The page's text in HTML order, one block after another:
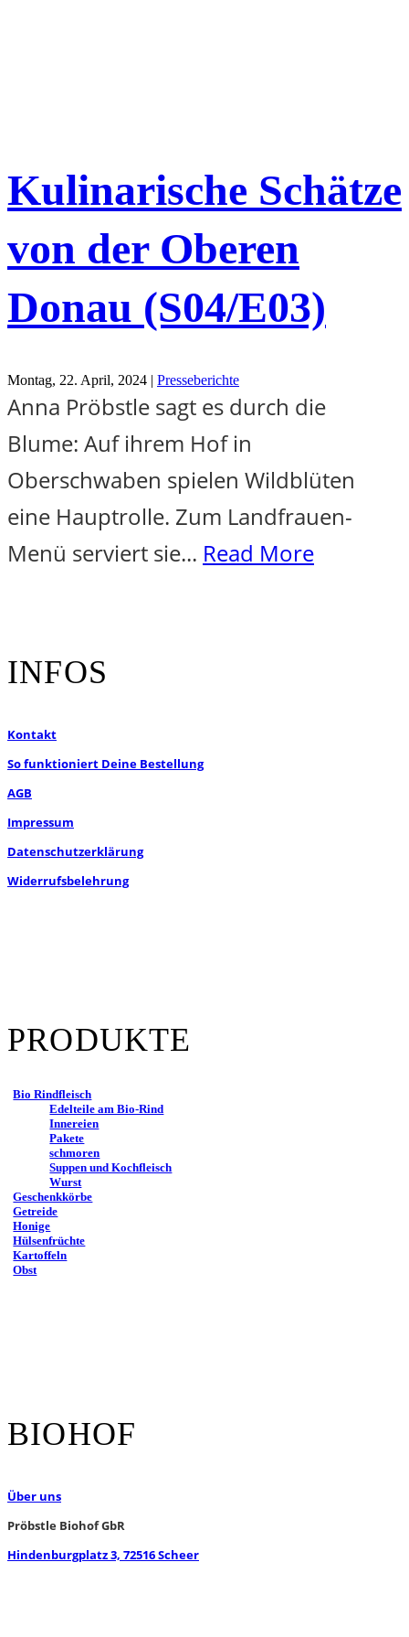
Kulinarische Schätze
von der Oberen
Donau (S04/E03)
Montag, 22. April, 2024 | Presseberichte
Anna Pröbstle sagt es durch die
Blume: Auf ihrem Hof in
Oberschwaben spielen Wildblüten
eine Hauptrolle. Zum Landfrauen-
Menü serviert sie... Read More
INFOS
Kontakt
So funktioniert Deine Bestellung
AGB
Impressum
Datenschutzerklärung
Widerrufsbelehrung
PRODUKTE
Bio Rindfleisch
Edelteile am Bio-Rind
Innereien
Pakete
schmoren
Suppen und Kochfleisch
Wurst
Geschenkkörbe
Getreide
Honige
Hülsenfrüchte
Kartoffeln
Obst
BIOHOF
Über uns
Pröbstle Biohof GbR
Hindenburgplatz 3, 72516 Scheer